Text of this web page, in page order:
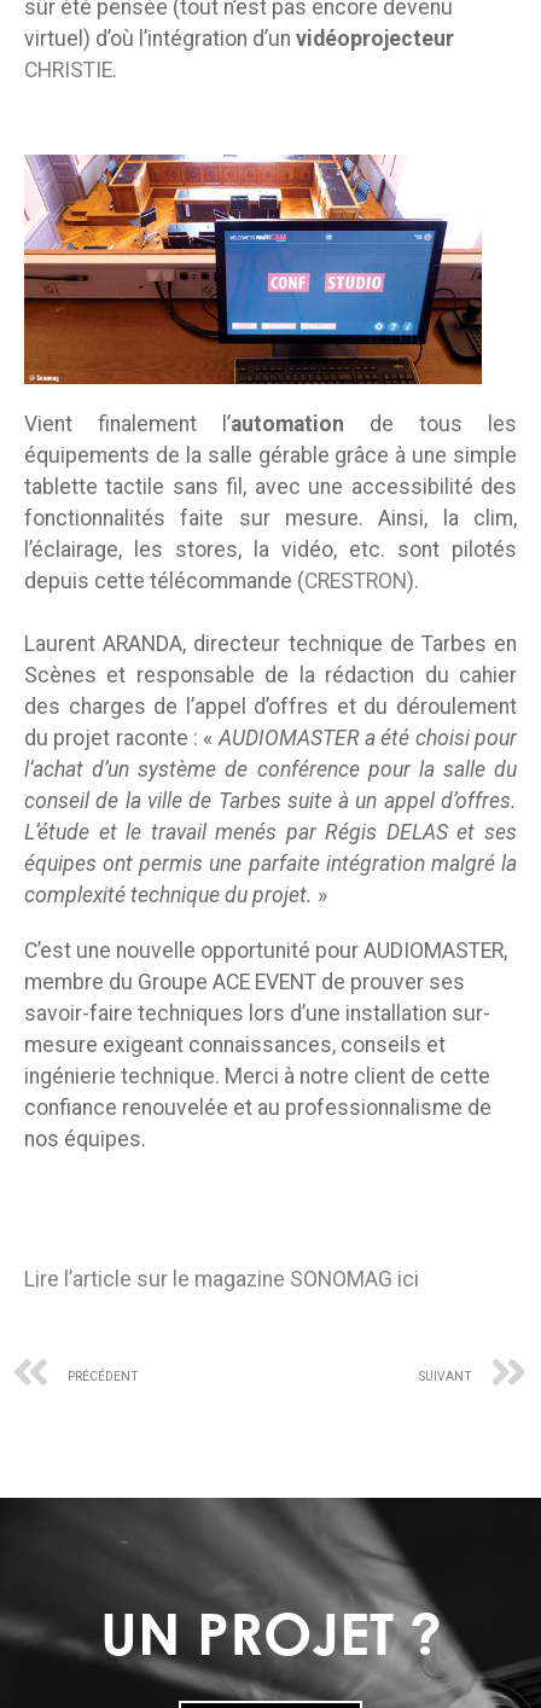
sûr été pensée (tout n’est pas encore devenu
virtuel) d’où l’intégration d’un vidéoprojecteur
CHRISTIE.
Vient finalement l’automation de tous les
équipements de la salle gérable grâce à une simple
tablette tactile sans fil, avec une accessibilité des
fonctionnalités faite sur mesure. Ainsi, la clim,
l’éclairage, les stores, la vidéo, etc. sont pilotés
depuis cette télécommande (CRESTRON).
Laurent ARANDA, directeur technique de Tarbes en
Scènes et responsable de la rédaction du cahier
des charges de l’appel d’offres et du déroulement
du projet raconte : « AUDIOMASTER a été choisi pour
l’achat d’un système de conférence pour la salle du
conseil de la ville de Tarbes suite à un appel d’offres.
L’étude et le travail menés par Régis DELAS et ses
équipes ont permis une parfaite intégration malgré la
complexité technique du projet. »
C’est une nouvelle opportunité pour AUDIOMASTER,
membre du Groupe ACE EVENT de prouver ses
savoir-faire techniques lors d’une installation sur-
mesure exigeant connaissances, conseils et
ingénierie technique. Merci à notre client de cette
confiance renouvelée et au professionnalisme de
nos équipes.
Lire l’article sur le magazine SONOMAG ici
PRÉCÉDENT SUIVANT
UN PROJET ?